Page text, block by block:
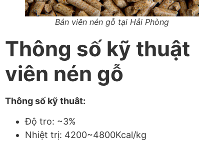
Bán viên nén gỗ tại Hải Phòng
Thông số kỹ thuật
viên nén gỗ
Thông số kỹ thuât:
Độ tro: ~3%
Nhiệt trị: 4200~4800Kcal/kg